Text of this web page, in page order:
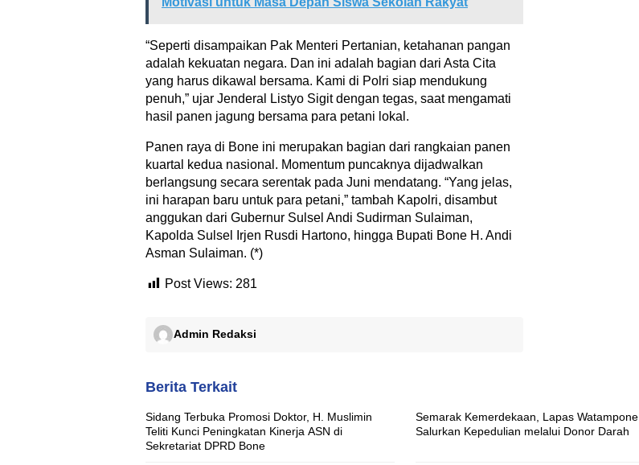
“Seperti disampaikan Pak Menteri Pertanian, ketahanan pangan
adalah kekuatan negara. Dan ini adalah bagian dari Asta Cita
yang harus dikawal bersama. Kami di Polri siap mendukung
penuh,” ujar Jenderal Listyo Sigit dengan tegas, saat mengamati
hasil panen jagung bersama para petani lokal.
Panen raya di Bone ini merupakan bagian dari rangkaian panen
kuartal kedua nasional. Momentum puncaknya dijadwalkan
berlangsung secara serentak pada Juni mendatang. “Yang jelas,
ini harapan baru untuk para petani,” tambah Kapolri, disambut
anggukan dari Gubernur Sulsel Andi Sudirman Sulaiman,
Kapolda Sulsel Irjen Rusdi Hartono, hingga Bupati Bone H. Andi
Asman Sulaiman. (*)
Post Views: 281
Admin Redaksi
Berita Terkait
Sidang Terbuka Promosi Doktor, H. Muslimin
Teliti Kunci Peningkatan Kinerja ASN di
Sekretariat DPRD Bone
Semarak Kemerdekaan, Lapas Watampone
Salurkan Kepedulian melalui Donor Darah